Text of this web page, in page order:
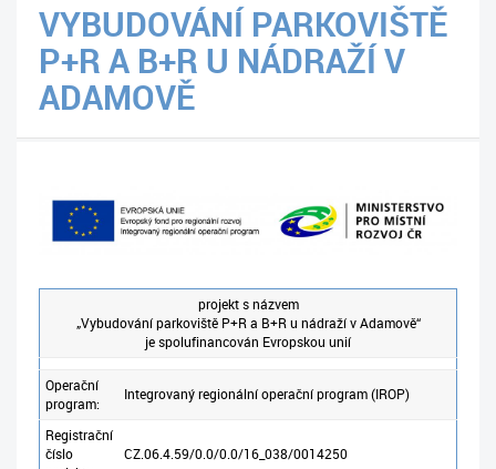
VYBUDOVÁNÍ PARKOVIŠTĚ
P+R A B+R U NÁDRAŽÍ V
ADAMOVĚ
projekt s názvem
„Vybudování parkoviště P+R a B+R u nádraží v Adamově“
je spolufinancován Evropskou unií
Operační
program:
Integrovaný regionální operační program (IROP)
Registrační
číslo
CZ.06.4.59/0.0/0.0/16_038/0014250